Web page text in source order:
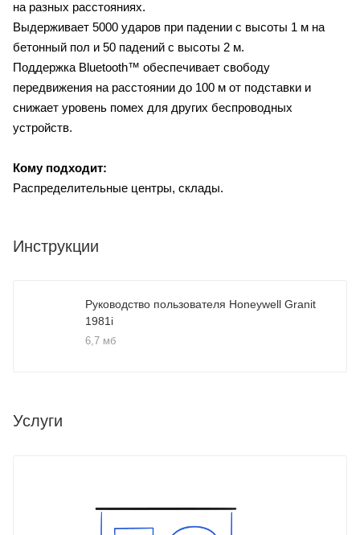
на разных расстояниях.
Выдерживает 5000 ударов при падении с высоты 1 м на
бетонный пол и 50 падений с высоты 2 м.
Поддержка Bluetooth™ обеспечивает свободу
передвижения на расстоянии до 100 м от подставки и
снижает уровень помех для других беспроводных
устройств.
Кому подходит:
Распределительные центры, склады.
Инструкции
Руководство пользователя Honeywell Granit
1981i
6,7 мб
Услуги